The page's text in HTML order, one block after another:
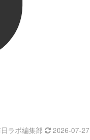
ラボ編集部 2026-07-27